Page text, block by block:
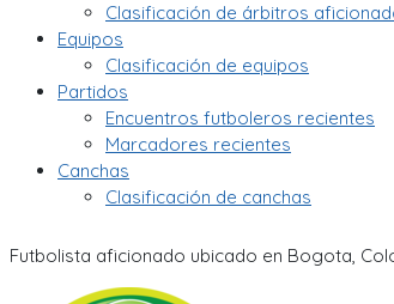
Clasificación de árbitros
Equipos
Clasificación de equipos
Partidos
Encuentros futboleros recientes
Marcadores recientes
Canchas
Clasificación de canchas
Futbolista aficionado ubicado en Bogota,